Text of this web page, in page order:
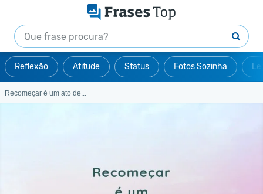
Reflexão Atitude Status Fotos Sozinha
Recomeçar é um ato de...